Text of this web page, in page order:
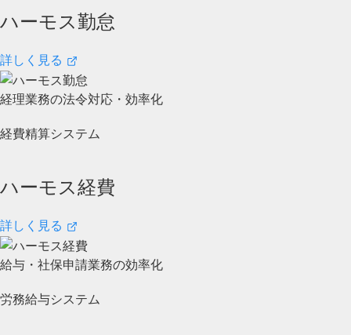
ハーモス勤怠
詳しく見る
経理業務の法令対応・効率化
経費精算システム
ハーモス経費
詳しく見る
給与・社保申請業務の効率化
労務給与システム